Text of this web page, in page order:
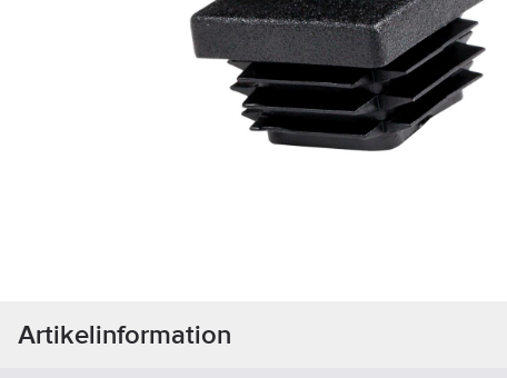
Artikelinformation